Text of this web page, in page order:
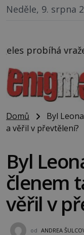
Neděle, 9. srpna
běsnění
Domů
Byl
a věřil v převtělení?
Byl
členem
věřil v
od ANDREA